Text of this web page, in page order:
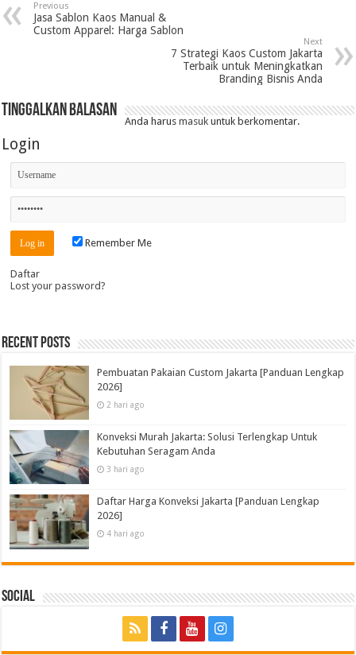
Previous
Jasa Sablon Kaos Manual &
Custom Apparel: Harga Sablon
Next
7 Strategi Kaos Custom Jakarta
Terbaik untuk Meningkatkan
Branding Bisnis Anda
Tinggalkan Balasan
Anda harusmasuk untuk berkomentar.
Login
Remember Me
Daftar
Lost your password?
Recent Posts
Pembuatan Pakaian Custom Jakarta [Panduan Lengkap
2026]
2 hari ago
Konveksi Murah Jakarta: Solusi Terlengkap Untuk
Kebutuhan Seragam Anda
3 hari ago
Daftar Harga Konveksi Jakarta [Panduan Lengkap
2026]
4 hari ago
Social